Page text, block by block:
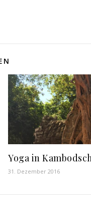
Yoga in
31. Dezember 2016